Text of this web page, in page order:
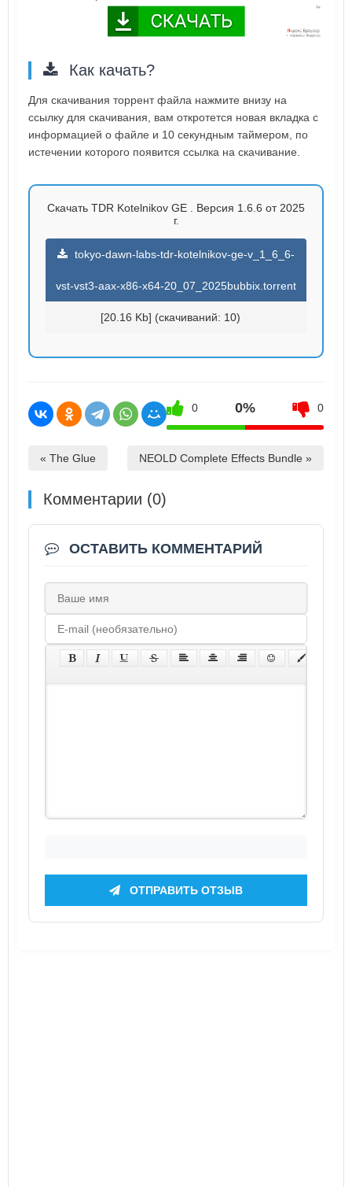
Как качать?
Для скачивания торрент файла нажмите внизу на
ссылку для скачивания, вам откротется новая вкладка с
информацией о файле и 10 секундным таймером, по
истечении которого появится ссылка на скачивание.
Скачать TDR Kotelnikov GE . Версия 1.6.6 от 2025
г.
tokyo-dawn-labs-tdr-kotelnikov-ge-v_1_6_6-
vst-vst3-aax-x86-x64-20_07_2025bubbix.torrent
[20.16 Kb] (cкачиваний: 10)
0 0% 0
« The Glue NEOLD Complete Effects Bundle »
Комментарии (0)
ОСТАВИТЬ КОММЕНТАРИЙ
ОТПРАВИТЬ ОТЗЫВ